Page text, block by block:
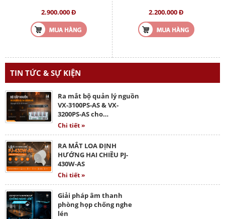
2.900.000 Đ
2.200.000 Đ
TIN TỨC & SỰ KIỆN
Ra mắt bộ quản lý nguồn
VX-3100PS-AS & VX-
3200PS-AS cho…
Chi tiết »
RA MẮT LOA ĐỊNH
HƯỚNG HAI CHIỀU PJ-
430W-AS
Chi tiết »
Giải pháp âm thanh
phòng họp chống nghe
lén